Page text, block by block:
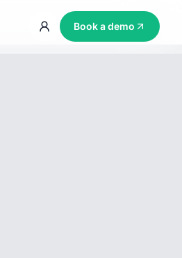
Book a demo